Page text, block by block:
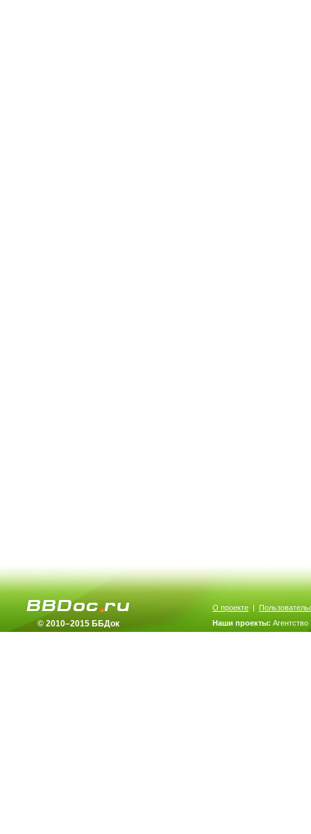
© 2010–2015 ББДок
О проекте |
Наши проекты: